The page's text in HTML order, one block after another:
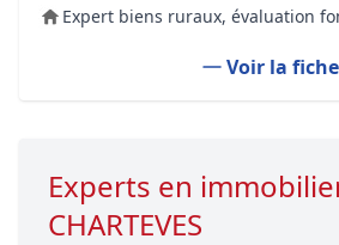
Expert biens ruraux, évaluation
Voir la fiche
Experts en
CHARTEVES